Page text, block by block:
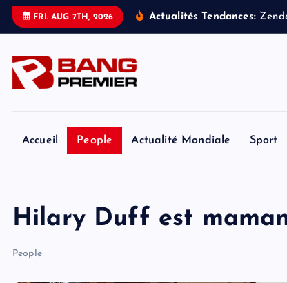
FRI. AUG 7TH, 2026 Actualités Tendances: Zend
Accueil People Actualité Mondiale Sport
Hilary Duff est
People